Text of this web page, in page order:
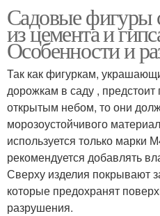
Садовые фигуры
из цемента и
Особенности и
Так как фигуркам,
дорожкам в саду ,
открытым небом, то они
морозоустойчивого
используется только марки
рекомендуется добавлять
Сверху изделия покрывают
которые предохранят
разрушения.